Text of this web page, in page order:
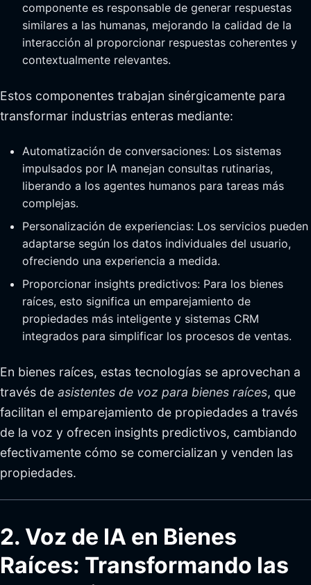
componente es responsable de generar respuestas
similares a las humanas, mejorando la calidad de la
interacción al proporcionar respuestas coherentes y
contextualmente relevantes.
Estos componentes trabajan sinérgicamente para
transformar industrias enteras mediante:
Automatización de conversaciones: Los sistemas
impulsados por IA manejan consultas rutinarias,
liberando a los agentes humanos para tareas más
complejas.
Personalización de experiencias: Los servicios pueden
adaptarse según los datos individuales del usuario,
ofreciendo una experiencia a medida.
Proporcionar insights predictivos: Para los bienes
raíces, esto significa un emparejamiento de
propiedades más inteligente y sistemas CRM
integrados para simplificar los procesos de ventas.
En bienes raíces, estas tecnologías se aprovechan a
través de asistentes de voz para bienes raíces, que
facilitan el emparejamiento de propiedades a través
de la voz y ofrecen insights predictivos, cambiando
efectivamente cómo se comercializan y venden las
propiedades.
2. Voz de IA en Bienes
Raíces: Transformando las